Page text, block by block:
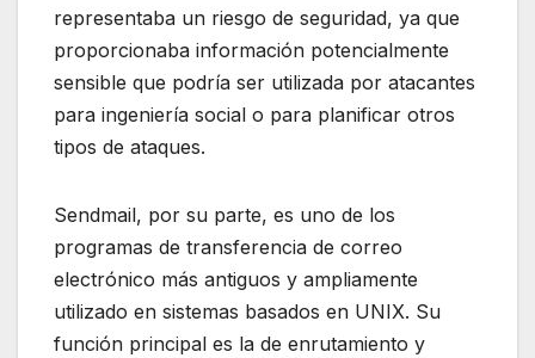
representaba un riesgo de seguridad, ya que
proporcionaba información potencialmente
sensible que podría ser utilizada por atacantes
para ingeniería social o para planificar otros
tipos de ataques.
Sendmail, por su parte, es uno de los
programas de transferencia de correo
electrónico más antiguos y ampliamente
utilizado en sistemas basados en UNIX. Su
función principal es la de enrutamiento y